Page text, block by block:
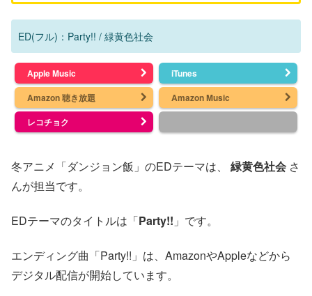
ED(フル)：Party!! / 緑黄色社会
Apple Music
iTunes
Amazon 聴き放題
Amazon Music
レコチョク
冬アニメ「ダンジョン飯」のEDテーマは、 緑黄色社会 さ
んが担当です。
EDテーマのタイトルは「Party!! 」です。
エンディング曲「Party!!」は、AmazonやAppleなどから
デジタル配信が開始しています。